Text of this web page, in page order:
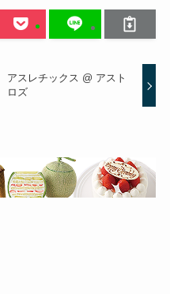
アスレチックス @ アスト
ロズ